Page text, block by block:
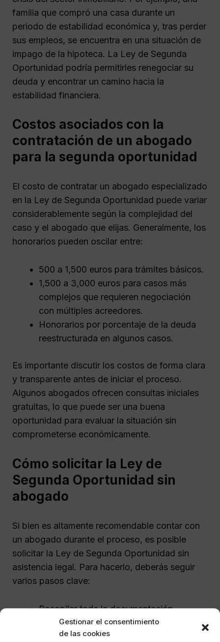
Gestionar el consentimiento
de las cookies
familia que compró una casa durante un
periodo de estabilidad económica y, tras perder
sus empleos, se encuentra en una situación de
impago de la hipoteca. La Ley de Segunda
Oportunidad podría permitirles renegociar su
deuda y encontrar un camino hacia la
estabilidad financiera.
Costos asociados con la
contratación de un abogado
para la segunda oportunidad
El costo de contratar un abogado especializado
en la Ley de Segunda Oportunidad puede variar
considerablemente según la complejidad del
caso y el abogado que elijas. Generalmente, los
honorarios pueden oscilar entre:
500 a 1,500 euros para trámites básicos.
1,500 a 3,000 euros para casos más
complejos que requieren negociación
con múltiples acreedores.
Honorarios por porcentaje de la deuda
reestructurada en algunos casos.
Es importante discutir los costos de forma clara
y transparente antes de iniciar el proceso.
Algunos abogados ofrecen consultas iniciales
gratuitas, lo que puede ser una buena
oportunidad para evaluar la situación sin
comprometerse económicamente.
Cómo solicitar la Ley de
Segunda Oportunidad sin
abogado
Si bien es altamente recomendable contar con
un abogado durante el proceso, es posible
solicitar la Ley de Segunda Oportunidad sin
asistencia legal. Para hacerlo, deberás seguir
varios pasos clave:
Recopilar toda la documentación
financiera, incluyendo deudas, ingresos,
y gastos.